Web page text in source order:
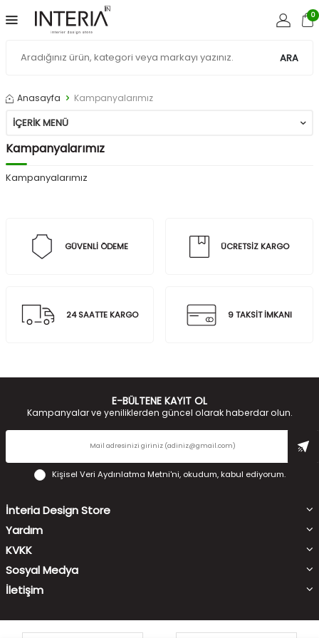
ARA
0
Anasayfa Kampanyalarımız
İÇERIK MENÜ
Kampanyalarımız
Kampanyalarımız
GÜVENLİ ÖDEME ÜCRETSİZ KARGO
24 SAATTE KARGO 9 TAKSİT İMKANI
E-BÜLTENE KAYIT OL
Kampanyalar ve yeniliklerden güncel olarak haberdar olun.
Kişisel Veri Aydınlatma Metni'ni, okudum, kabul ediyorum.
İnteria Design Store
Yardım
KVKK
Sosyal Medya
İletişim